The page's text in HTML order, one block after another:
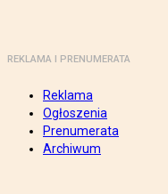
REKLAMA I PRENUMERATA
Reklama
Ogłoszenia
Prenumerata
Archiwum